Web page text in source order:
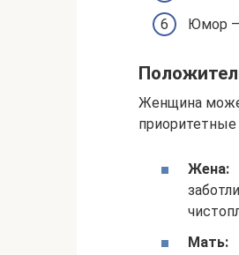
Юмор —
Женщина
Жена:
Мать: